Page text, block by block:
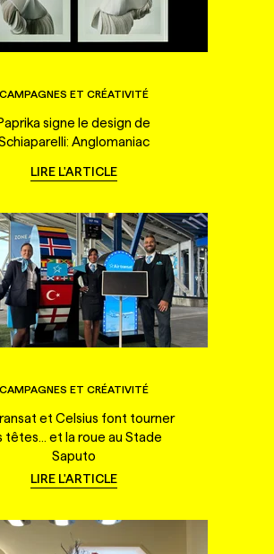
CAMPAGNES ET CRÉATIVITÉ
signe le design de
Anglomaniac
LIRE L'ARTICLE
CAMPAGNES ET CRÉATIVITÉ
et Celsius font tourner
têtes... et la roue au Stade
Saputo
LIRE L'ARTICLE